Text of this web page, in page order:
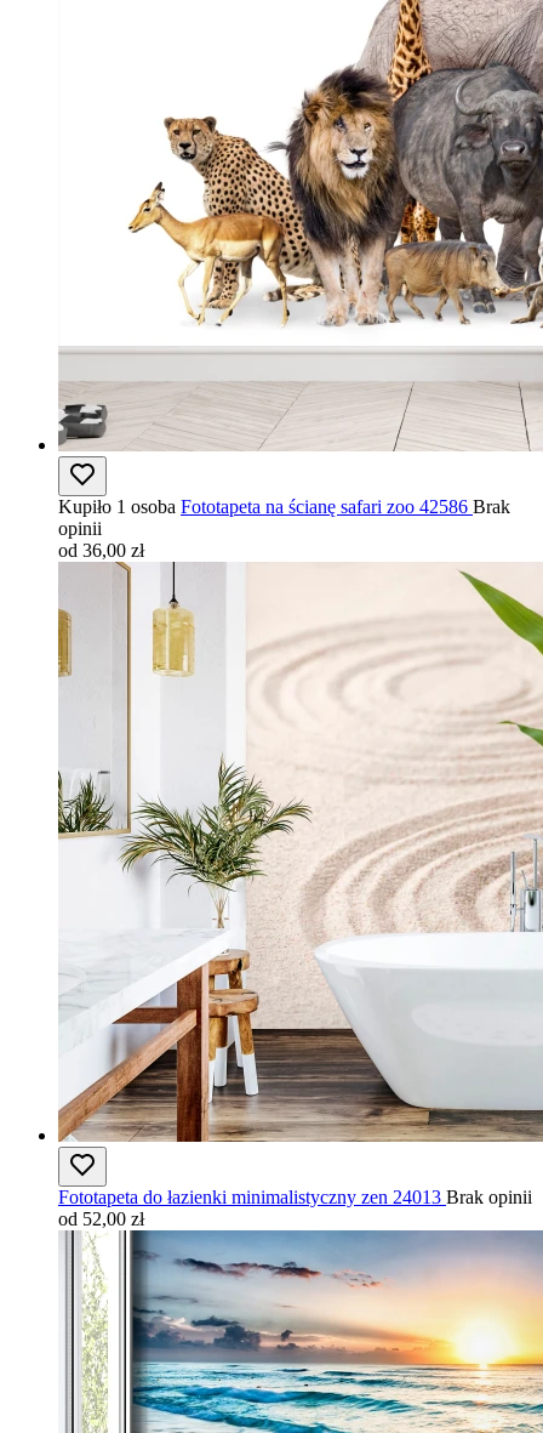
Kupiło 1 osoba Fototapeta na ścianę safari zoo 42586 Brak
opinii
od 36,00 zł
Fototapeta do łazienki minimalistyczny zen 24013 Brak opinii
od 52,00 zł